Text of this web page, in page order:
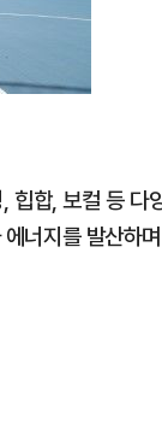
힙합, 보컬 등 다
너지를 발산하며